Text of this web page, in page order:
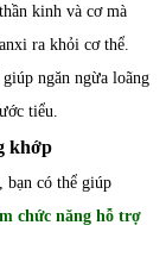
kinh và cơ mà
ra khỏi cơ thể.
ngăn ngừa loãng
tiểu.
khớp
bạn có thể giúp
chức năng hỗ trợ